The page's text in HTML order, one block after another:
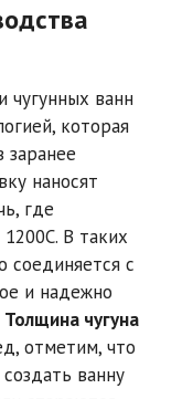
чугунных ванн
которая
заранее
наносят
где
В таких
соединяется с
и надежно
Толщина чугуна
отметим, что
ванну